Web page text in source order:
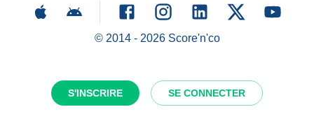
S'INSCRIRE SE CONNECTER
© 2014 - 2026Score'n'co